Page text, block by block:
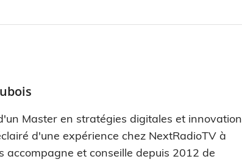
Master en stratégies digitales et innovation
d'une expérience chez NextRadioTV à
accompagne et conseille depuis 2012 de